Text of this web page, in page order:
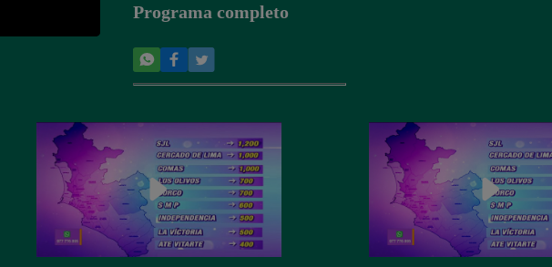
Programa completo